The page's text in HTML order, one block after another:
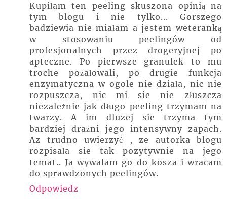
Kupiłam ten peeling skuszona opinią na
tym blogu i nie tylko... Gorszego
badziewia nie miałam a jestem weteranką
w stosowaniu peelingów od
profesjonalnych przez drogeryjnej po
apteczne. Po pierwsze granulek to mu
troche pożałowali, po drugie funkcja
enzymatyczna w ogole nie działa, nic nie
rozpuszcza, nic mi sie nie złuszcza
niezależnie jak długo peeling trzymam na
twarzy. A im dluzej sie trzyma tym
bardziej drażni jego intensywny zapach.
Az trudno uwierzyć , ze autorka blogu
rozpisała sie tak pozytywnie na jego
temat.. Ja wywalam go do kosza i wracam
do sprawdzonych peelingów.
Odpowiedz